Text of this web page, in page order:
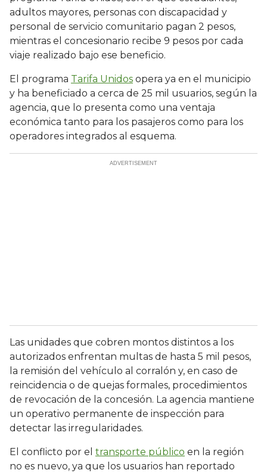
adultos mayores, personas con discapacidad y
personal de servicio comunitario pagan 2 pesos,
mientras el concesionario recibe 9 pesos por cada
viaje realizado bajo ese beneficio.
El programa Tarifa Unidos opera ya en el municipio
y ha beneficiado a cerca de 25 mil usuarios, según la
agencia, que lo presenta como una ventaja
económica tanto para los pasajeros como para los
operadores integrados al esquema.
Las unidades que cobren montos distintos a los
autorizados enfrentan multas de hasta 5 mil pesos,
la remisión del vehículo al corralón y, en caso de
reincidencia o de quejas formales, procedimientos
de revocación de la concesión. La agencia mantiene
un operativo permanente de inspección para
detectar las irregularidades.
El conflicto por el transporte público en la región
no es nuevo, ya que los usuarios han reportado